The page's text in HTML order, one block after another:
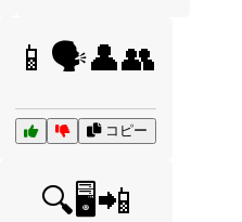
📱🗣️👤👥
コピー
🔍🖥️📲